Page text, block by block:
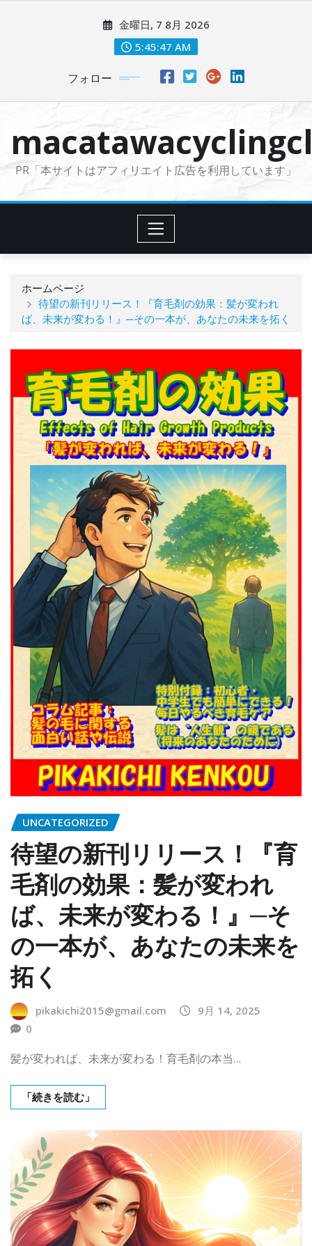
に
金曜日, 7 8月 2026
5:45:48 AM
フォロー
PR「本サイトはアフィリエイト広告を利用しています」
ホームページ
待望の新刊リリース！『育毛剤の効果：髪が変われ
ば、未来が変わる！』─その一本が、あなたの未来を拓く
UNCATEGORIZED
待望の新刊リリース！『育
毛剤の効果：髪が変われ
ば、未来が変わる！』─そ
の一本が、あなたの未来を
拓く
pikakichi2015@gmail.com
9月 14, 2025
0
髪が変われば、未来が変わる！育毛剤の本当…
「続きを読む」